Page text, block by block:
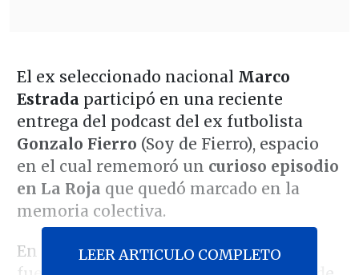
El ex seleccionado nacional Marco
Estrada participó en una reciente
entrega del podcast del ex futbolista
Gonzalo Fierro (Soy de Fierro), espacio
en el cual rememoró un curioso episodio
en La Roja que quedó marcado en la
memoria colectiva.
En concreto, el quillotano se refirió al
LEER ARTICULO COMPLETO